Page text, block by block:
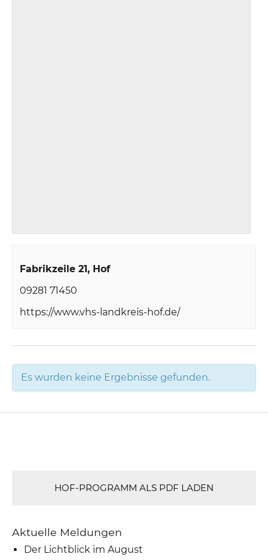
Fabrikzeile 21 Hof
09281 71450
https://www.vhs-landkreis-hof.de/
Es wurden keine Ergebnisse gefunden.
HOF-PROGRAMM ALS PDF LADEN
Aktuelle Meldungen
Der Lichtblick im August